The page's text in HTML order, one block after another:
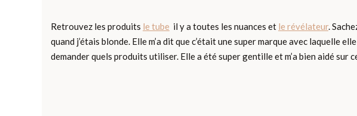
Retrouvez les produits le tube il y a toutes les nuances et le révélateur.
quand j’étais blonde. Elle m’a dit que c’était une super marque avec laquelle
demander quels produits utiliser. Elle a été super gentille et m’a bien aidé sur